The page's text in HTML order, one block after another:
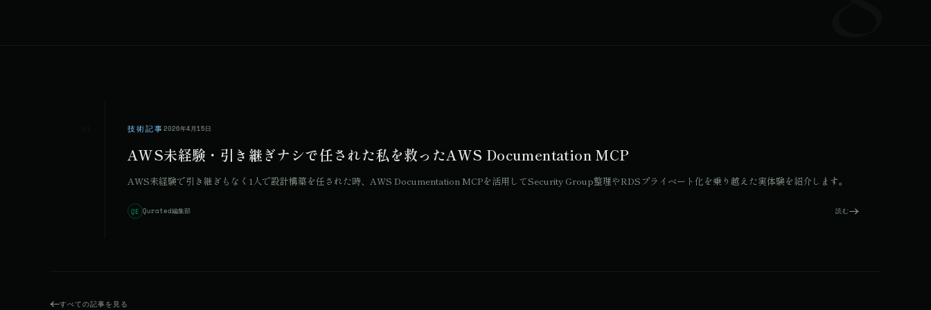
技術記事2026年4月15日
AWS未経験・引き継ぎナシで任された私を救ったAWS Documentation MCP
AWS未経験で引き継ぎもなく1人で設計構築を任された時、AWS Documentation MCPを活用してSecurity Group整理やRDSプライベート化を乗り越えた実体験を紹介します。
QE Qurated編集部 読む
すべての記事を見る